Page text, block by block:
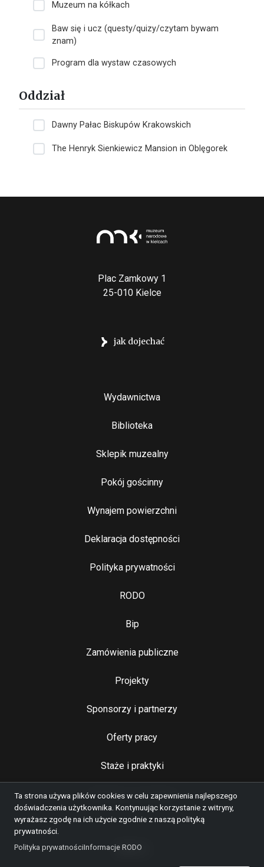
Muzeum na kółkach
Baw się i ucz (questy/quizy/czytam bywam
znam)
Program dla wystaw czasowych
Oddział
Dawny Pałac Biskupów Krakowskich
The Henryk Sienkiewicz Mansion in Oblęgorek
Plac Zamkowy 1
25-010 Kielce
jak dojechać
Wydawnictwa
Biblioteka
Sklepik muzealny
Pokój gościnny
Wynajem powierzchni
Stopka 2
Deklaracja dostępności
Polityka prywatności
RODO
Bip
Zamówienia publiczne
Najważniejsze linki
Projekty
Sponsorzy i partnerzy
Oferty pracy
Staże i praktyki
Kulturalny wolontariat
Ta strona używa plików cookies w celu zapewnienia najlepszego
doświadczenia użytkownika. Kontynuując korzystanie z witryny,
wyrażasz zgodę na ich użycie zgodnie z naszą polityką
prywatności.
Polityka prywatnościInformacje RODO